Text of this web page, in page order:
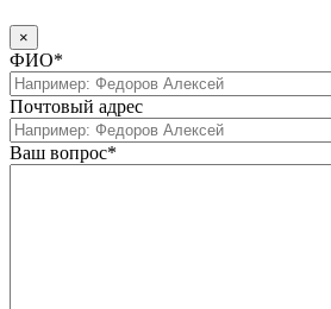
×
ФИО*
Почтовый адрес
Ваш вопрос*